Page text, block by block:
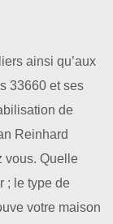
ainsi qu’aux
33660 et ses
de
Reinhard
vous. Quelle
; le type de
votre maison